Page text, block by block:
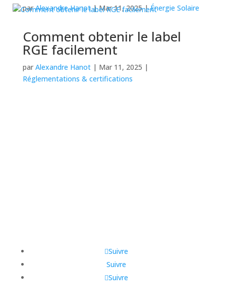
parAlexandre Hanot|Mar 11, 2025|Énergie Solaire
Comment obtenir le label
RGE facilement
par Alexandre Hanot| Mar 11, 2025 |
Réglementations & certifications
Suivre
Suivre
Suivre